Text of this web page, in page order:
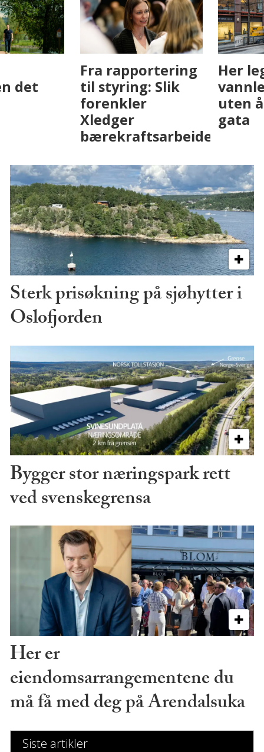
Fenistra endrer
eiendomsbransjen
med AI. Slik ser vi
på fremtiden
Det er i
Drammen det
skjer
Sterk prisøkning på sjøhytter i
Oslofjorden
Bygger stor næringspark rett
ved svenskegrensa
Her er
eiendomsarrangementene du
må få med deg på Arendalsuka
Siste artikler